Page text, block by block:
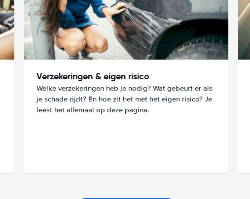
Verzekeringen & eigen risico
Welke verzekeringen heb je nodig? Wat gebeurt er als
je schade rijdt? En hoe zit het met het eigen risico? Je
leest het allemaal op deze pagina.